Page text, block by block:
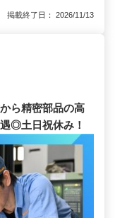
掲載終了日： 2026/11/13
ら精密部品の高
◎土日祝休み！